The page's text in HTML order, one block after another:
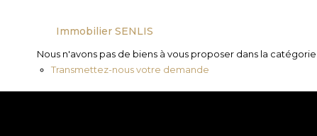
Immobilier SENLIS
Nous n'avons pas de biens à vous proposer dans la
Transmettez-nous votre demande